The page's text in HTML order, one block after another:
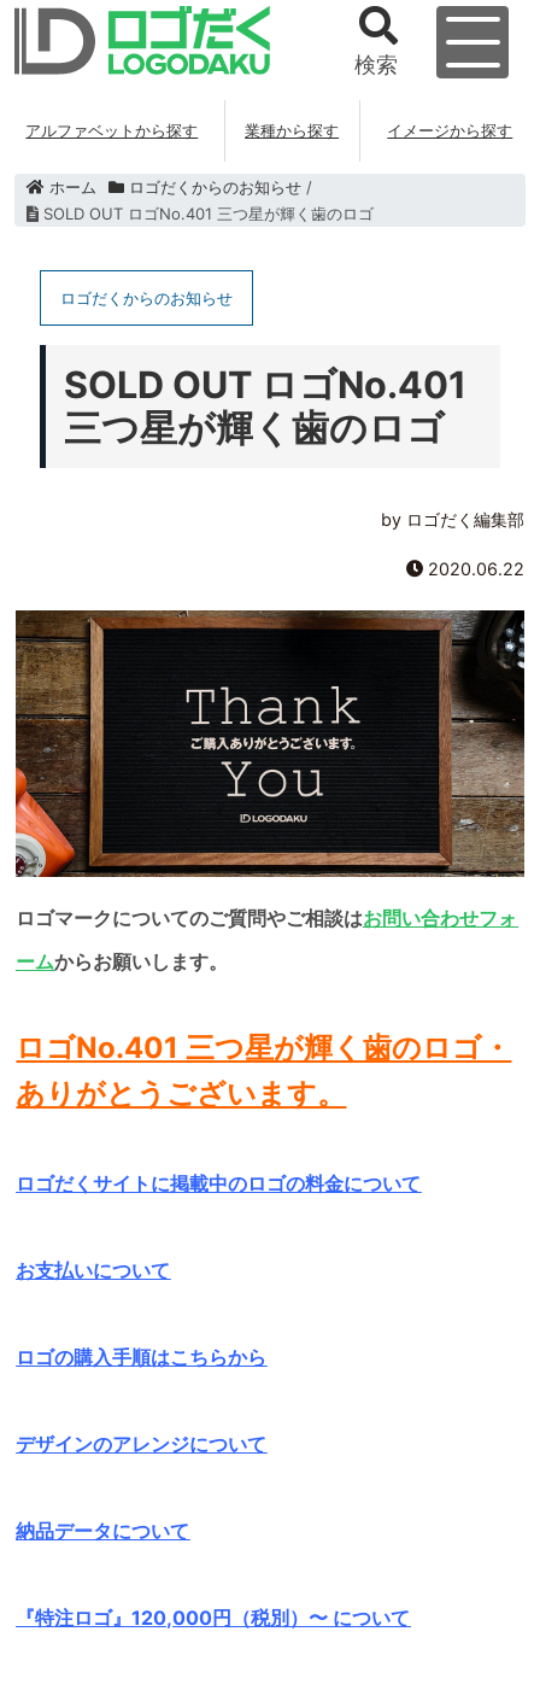
検索
アルファベットから探す 業種から探す イメージから探す
ホーム ロゴだくからのお知らせ /
SOLD OUT ロゴNo.401 三つ星が輝く歯のロゴ
ロゴだくからのお知らせ
SOLD OUT ロゴNo.401
三つ星が輝く歯のロゴ
by ロゴだく編集部
2020.06.22
ロゴマークについてのご質問やご相談はお問い合わせフォ
ームからお願いします。
ロゴNo.401 三つ星が輝く歯のロゴ・
ありがとうございます。
ロゴだくサイトに掲載中のロゴの料金について
お支払いについて
ロゴの購入手順はこちらから
デザインのアレンジについて
納品データについて
『特注ロゴ』120,000円（税別）〜 について